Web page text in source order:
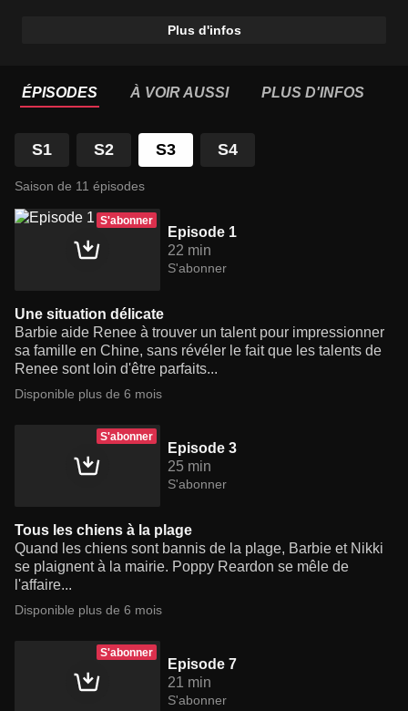
Plus d'infos
ÉPISODES À VOIR AUSSI PLUS D'INFOS
S1 S2 S3 S4
Saison de 11 épisodes
S'abonner
Episode 1
22 min
S'abonner
Une situation délicate
Barbie aide Renee à trouver un talent pour impressionner
sa famille en Chine, sans révéler le fait que les talents de
Renee sont loin d'être parfaits...
Disponible plus de 6 mois
S'abonner
Episode 3
25 min
S'abonner
Tous les chiens à la plage
Quand les chiens sont bannis de la plage, Barbie et Nikki
se plaignent à la mairie. Poppy Reardon se mêle de
l'affaire...
Disponible plus de 6 mois
S'abonner
Episode 7
21 min
S'abonner